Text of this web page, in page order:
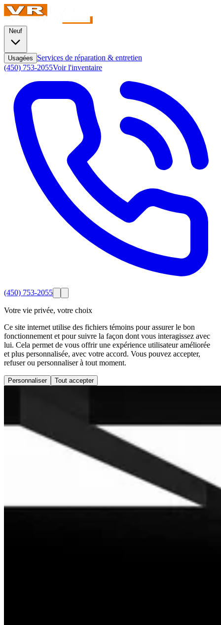
Neuf
Usagées
Services de réparation & entretien
(450) 753-2055Voir l'inventaire
(450) 753-2055
Votre vie privée, votre choix
Ce site internet utilise des fichiers témoins pour assurer le bon
fonctionnement et pour suivre la façon dont vous interagissez avec
lui. Cela permet de vous offrir une expérience utilisateur améliorée
et plus personnalisée, avec votre accord. Vous pouvez accepter,
refuser ou personnaliser à tout moment.
Personnaliser Tout accepter